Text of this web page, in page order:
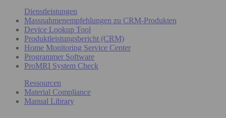
Dienstleistungen
Massnahmenempfehlungen zu CRM-Produkten
Device Lookup Tool
Produktleistungsbericht (CRM)
Home Monitoring Service Center
Programmer Software
ProMRI System Check
Ressourcen
Material Compliance
Manual Library